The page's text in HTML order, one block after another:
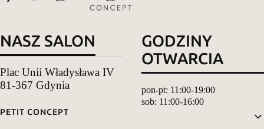
NASZ SALON
Plac Unii Władysława IV
81-367 Gdynia
GODZINY
OTWARCIA
pon-pt: 11:00-19:00
sob: 11:00-16:00
Linki w stopce
PETIT CONCEPT